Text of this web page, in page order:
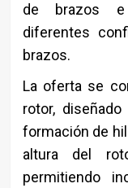
de brazos e
diferentes
brazos.
La oferta se
rotor,
formación de
altura del
permitiendo